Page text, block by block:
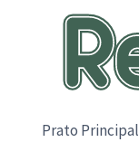
Prato Principal